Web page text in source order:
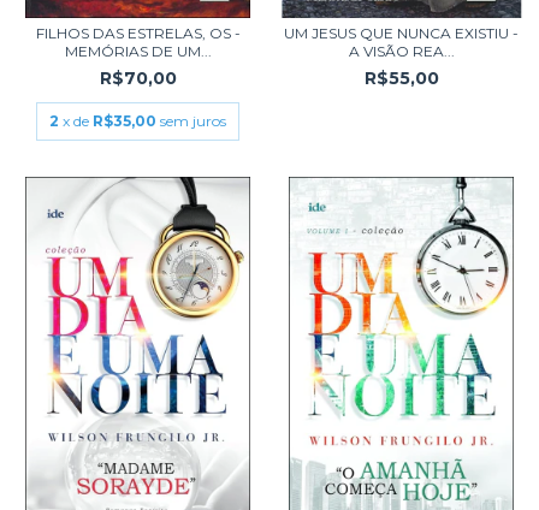
FILHOS DAS ESTRELAS, OS -
MEMÓRIAS DE UM...
R$70,00
2 x de R$35,00 sem juros
UM JESUS QUE NUNCA EXISTIU -
A VISÃO REA...
R$55,00